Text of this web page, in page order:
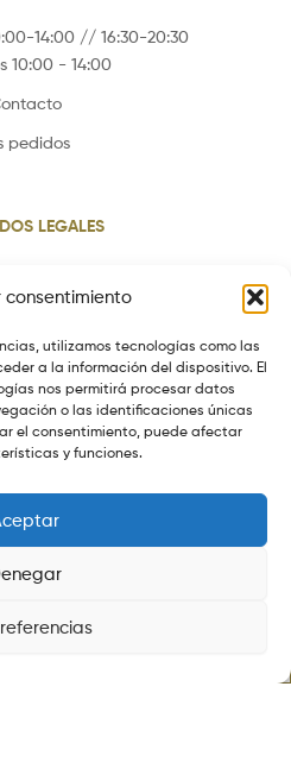
consentimiento
utilizamos tecnologías como las
a la información del dispositivo. El
nos permitirá procesar datos
o las identificaciones únicas
el consentimiento, puede afectar
y funciones.
14:00 // 16:30-20:30
10:00 - 14:00
pedidos
LEGALES
privacidad
de envios
devoluciones
TODOS LOS DERECHOS